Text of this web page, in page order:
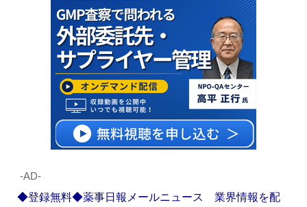
‐AD‐
◆登録無料◆薬事日報メールニュース 業界情報を配